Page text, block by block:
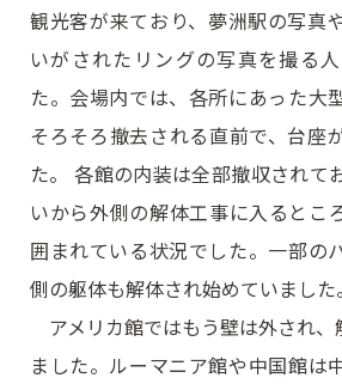
観光客が来ており、夢洲駅の写真
いがされたリングの写真を撮る
た。会場内では、各所にあった大
そろそろ撤去される直前で、台座
た。 各館の内装は全部撤収されて
いから外側の解体工事に入るとこ
囲まれている状況でした。一部の
側の躯体も解体され始めていました。
アメリカ館ではもう壁は外され、
ました。ルーマニア館や中国館は